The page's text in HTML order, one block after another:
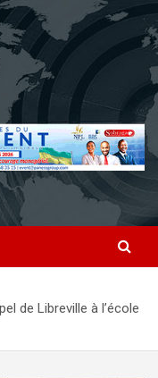
de Libreville à l’école